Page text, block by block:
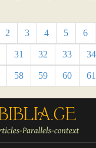
2 3 4 5 6
31 32 33 34
58 59 60 61